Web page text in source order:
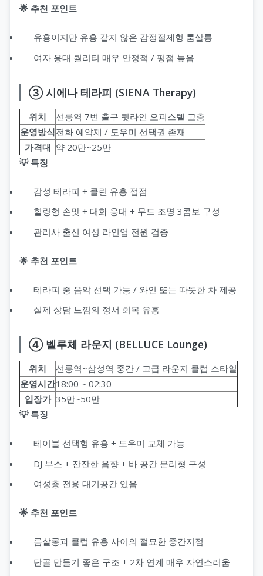
🌟 추천 포인트
유흥이지만 유흥 같지 않은 감정절제형 룸살롱
여자 응대 퀄리티 매우 안정적 / 평점 높음
③ 시에나 테라피 (SIENA Therapy)
위치
선릉역 7번 출구 뒷라인 오피스텔 고층
운영방식전화 예약제 / 도우미 선택권 존재
가격대 약 20만~25만
💡 특징
감성 테라피 + 클린 유흥 접점
힐링형 손맛 + 대화 응대 + 무드 조명 3콤보 구성
관리사 출신 여성 라인업 전원 검증
🌟 추천 포인트
테라피 중 음악 선택 가능 / 와인 또는 따뜻한 차 제공
실제 상담 느낌의 정서 회복 유흥
④ 벨루체 라운지 (BELLUCE Lounge)
위치
선릉역~삼성역 중간 / 고급 라운지 클럽 스타일
운영시간18:00 ~ 02:30
입장가 35만~50만
💡 특징
테이블 선택형 유흥 + 도우미 교체 가능
DJ 부스 + 잔잔한 음향 + 바 공간 분리형 구성
여성층 전용 대기공간 있음
🌟 추천 포인트
룸살롱과 클럽 유흥 사이의 절묘한 중간지점
단골 만들기 좋은 구조 + 2차 연계 매우 자연스러움